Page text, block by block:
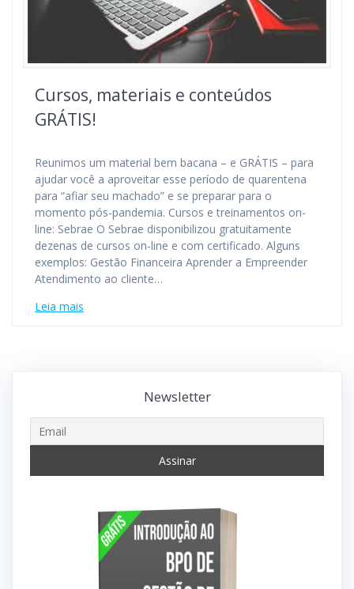
Cursos, materiais e conteúdos
GRÁTIS!
Reunimos um material bem bacana – e GRÁTIS – para
ajudar você a aproveitar esse período de quarentena
para “afiar seu machado” e se preparar para o
momento pós-pandemia. Cursos e treinamentos on-
line: Sebrae O Sebrae disponibilizou gratuitamente
dezenas de cursos on-line e com certificado. Alguns
exemplos: Gestão Financeira Aprender a Empreender
Atendimento ao cliente…
Leia mais
Newsletter